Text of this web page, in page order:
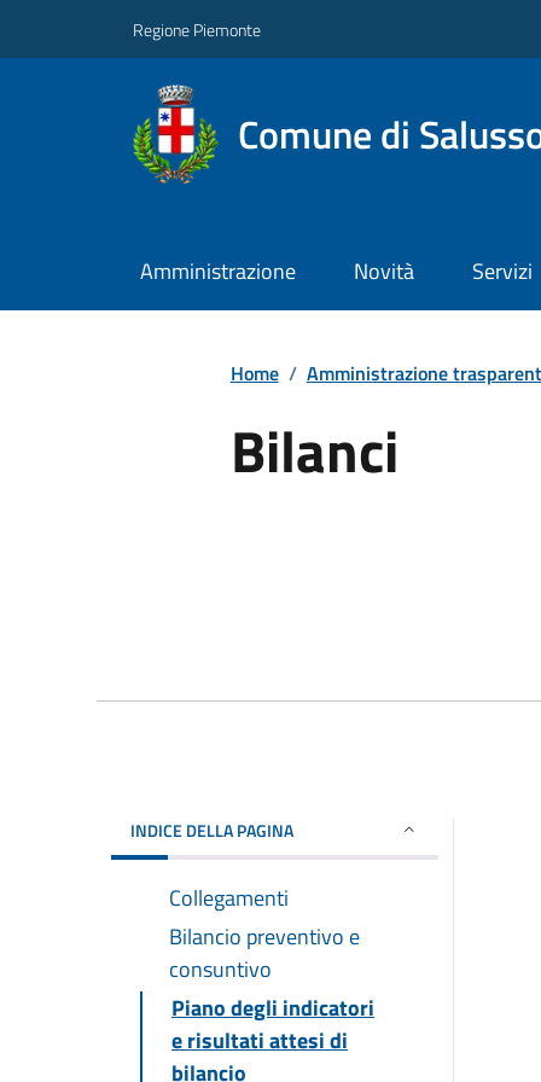
Regione Piemonte
Comune di
Amministrazione Novità Servizi
Home / Amministrazione
Bilanci
INDICE DELLA PAGINA
Collegamenti
Bilancio preventivo e
consuntivo
Piano degli indicatori
e risultati attesi di
bilancio